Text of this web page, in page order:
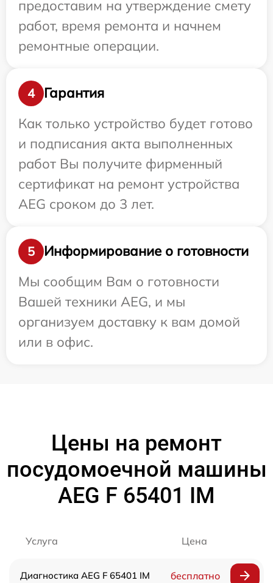
предоставим на утверждение смету
работ, время ремонта и начнем
ремонтные операции.
4
Гарантия
Как только устройство будет готово
и подписания акта выполненных
работ Вы получите фирменный
сертификат на ремонт устройства
AEG сроком до 3 лет.
5
Информирование о готовности
Мы сообщим Вам о готовности
Вашей техники AEG, и мы
организуем доставку к вам домой
или в офис.
Цены на ремонт
посудомоечной машины
AEG F 65401 IM
Услуга Цена
Диагностика AEG F 65401 IM бесплатно